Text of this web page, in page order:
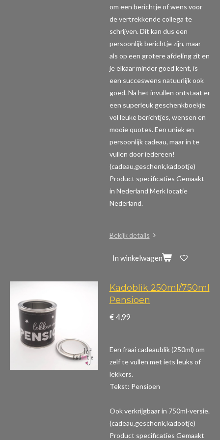
om een berichtje of wens voor
de vertrekkende collega te
schrijven. Dit kan dus een
persoonlijk berichtje zijn, maar
als op een grotere afdeling zit en
je elkaar minder goed kent, is
een succeswens natuurlijk ook
goed. Na het invullen ontstaat er
een superleuk geschenkboekje
vol leuke berichtjes, wensen en
mooie quotes. Een uniek en
persoonlijk cadeau, maar in te
vullen door iedereen!
(cadeau,geschenk,kadootje)
Product specificaties Gemaakt
in Nederland Merk locatie
Nederland.
Bekijk details
In winkelwagen
Kadoblik 250ml/750ml
Pensioen
€ 4,99
Een fraai cadeaublik (250ml) om
zelf te vullen met iets leuks of
lekkers.
Tekst: Pensioen
Ook verkrijgbaar in 750ml-versie.
(cadeau,geschenk,kadootje)
Product specificaties Gemaakt